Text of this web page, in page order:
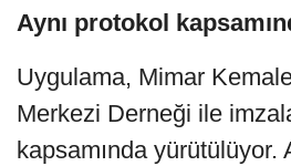
Aynı protokol
Uygulama, Mimar
Merkezi Derneği ile
kapsamında yürütülüyor.